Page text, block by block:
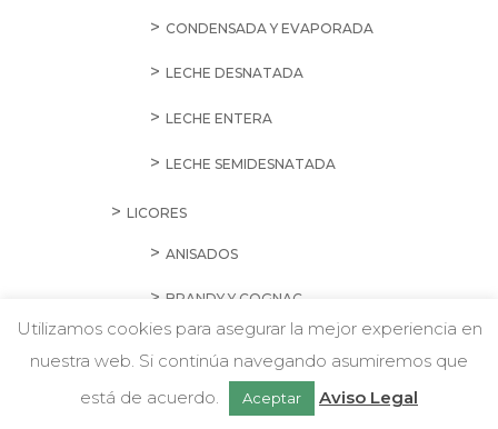
CONDENSADA Y EVAPORADA
LECHE DESNATADA
LECHE ENTERA
LECHE SEMIDESNATADA
LICORES
ANISADOS
BRANDY Y COGNAC
GINEBRA
Chatea con nosotros
Utilizamos cookies para asegurar la mejor experiencia en
nuestra web. Si continúa navegando asumiremos que
está de acuerdo.
Aceptar Aviso Legal